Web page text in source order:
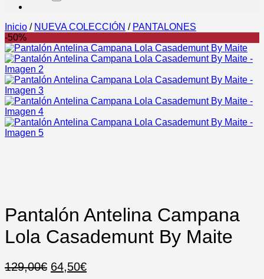
Inicio / NUEVA COLECCIÓN / PANTALONES
-50%
Pantalón Antelina Campana
Lola Casademunt By Maite
129,00€ El
64,50€El